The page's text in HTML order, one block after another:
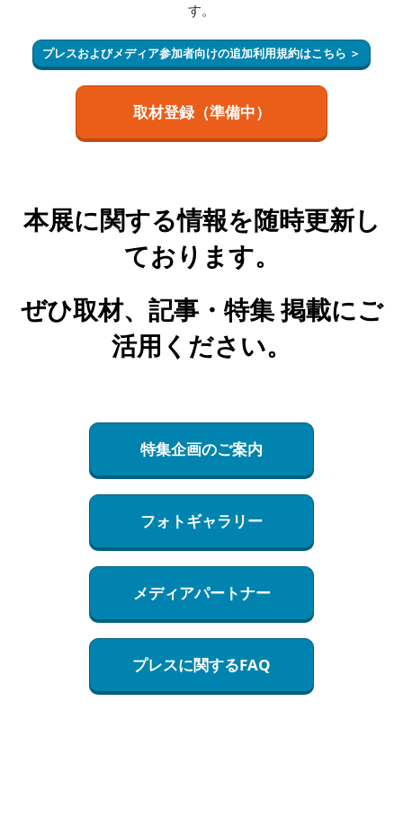
す。
プレスおよびメディア参加者向けの追加利用規約はこちら ＞
取材登録（準備中）
本展に関する情報を随時更新し
ております。
ぜひ取材、記事・特集 掲載にご
活用ください。
特集企画のご案内
フォトギャラリー
メディアパートナー
プレスに関するFAQ